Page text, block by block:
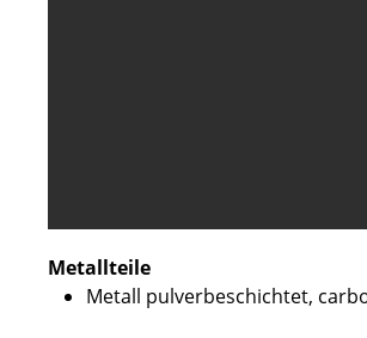
Metallteile
Metall pulverbeschichtet,